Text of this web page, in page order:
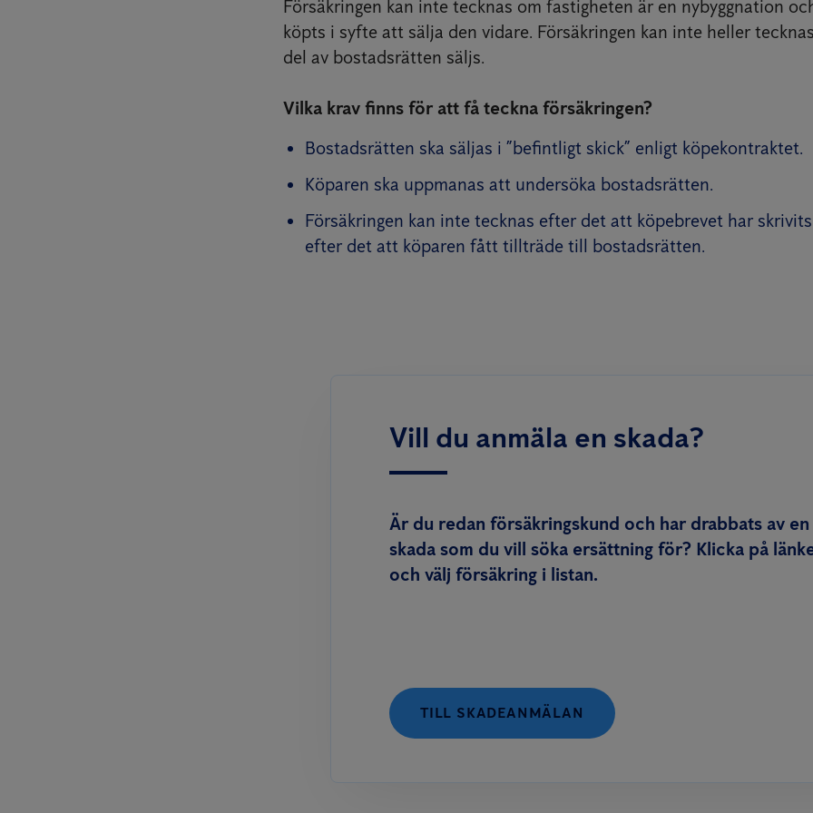
Försäkringen kan inte tecknas om fastigheten är en nybyggnation
köpts i syfte att sälja den vidare. Försäkringen kan inte heller
del av bostadsrätten säljs.
Vilka krav finns för att få teckna försäkringen?
Bostadsrätten ska säljas i ”befintligt skick” enligt köpekontraktet.
Köparen ska uppmanas att undersöka bostadsrätten.
Försäkringen kan inte tecknas efter det att köpebrevet har
efter det att köparen fått tillträde till bostadsrätten.
Vill du anmäla en skada?
Är du redan försäkringskund och har drabbats av en
skada som du vill söka ersättning för? Klicka på
och välj försäkring i listan.
TILL SKADEANMÄLAN